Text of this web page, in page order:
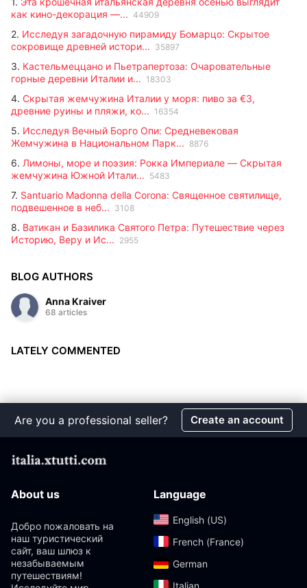
как кино-декорация —... 44909
2. Исследуя загадочную пирамиду Бомарцо: Скрытое
сокровище древней истори... 35897
3. Кастельмеццано и Пьетрапертоза: Очаровательные
горные деревни Италии и... 18303
4. Скрытая жемчужина Италии у моря: пиво за €3,
древние руины и пляжи, ко... 16354
5. Исследуя Вечный Борго Опи: Средневековая
Жемчужина в Национальном Парк... 8876
6. Лимоны, море и поэзия: Рокка Империале — Скрытая
жемчужина Южной Итали... 5483
7. Santuario Madonna della Corona: Священное святилище,
подвешенное в неб... 3108
8. Ватикан и Базилика Святого Петра: Путешествие через
Историю, Веру и Ис... 2955
BLOG AUTHORS
Anna Kraiver
68 articles
LATELY COMMENTED
Are you a professional seller? Create an account
About us
Добро пожаловать на
наш туристический
сайт, ваш шлюз к
незабываемым
путешествиям!
Language
English (US)‎
French (France)‎
German‎